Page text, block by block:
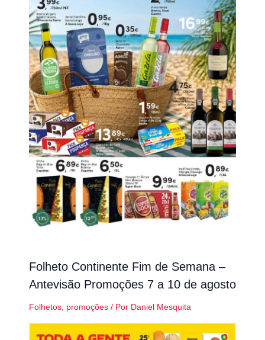
Folheto Continente Fim de Semana –
Antevisão Promoções 7 a 10 de agosto
Folhetos, promoções/ Por Daniel Mesquita